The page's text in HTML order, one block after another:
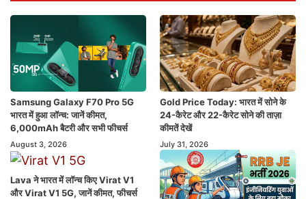
Samsung Galaxy F70 Pro 5G
भारत में हुआ लॉन्च: जानें कीमत,
6,000mAh बैटरी और सभी फीचर्स
August 3, 2026
Gold Price Today: भारत में सोने के
24-कैरेट और 22-कैरेट सोने की ताज़ा
कीमतें देखें
July 31, 2026
Lava ने भारत में लॉन्च किए Virat V1
और Virat V1 5G, जानें कीमत, फीचर्स